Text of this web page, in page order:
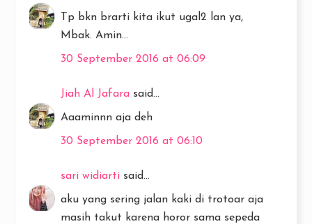
Tp bkn brarti kita ikut ugal2 lan ya,
Mbak. Amin...
30 September 2016 at 06:09
Jiah Al Jafara said...
Aaaminnn aja deh
30 September 2016 at 06:10
sari widiarti said...
aku yang sering jalan kaki di trotoar aja
masih takut karena horor sama sepeda